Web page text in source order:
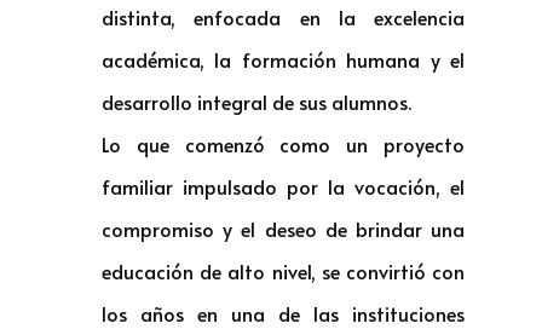
distinta, enfocada en la excelencia
académica, la formación humana y el
desarrollo integral de sus alumnos.
Lo que comenzó como un proyecto
familiar impulsado por la vocación, el
compromiso y el deseo de brindar una
educación de alto nivel, se convirtió con
los años en una de las instituciones